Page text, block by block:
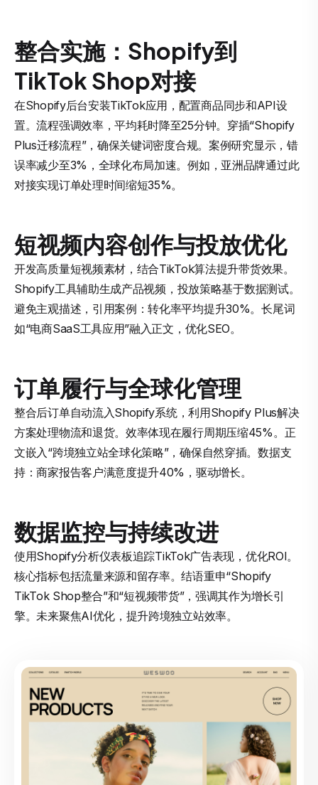
整合实施：Shopify到
TikTok Shop对接
在Shopify后台安装TikTok应用，配置商品同步和API设
置。流程强调效率，平均耗时降至25分钟。穿插“Shopify
Plus迁移流程”，确保关键词密度合规。案例研究显示，错
误率减少至3%，全球化布局加速。例如，亚洲品牌通过此
对接实现订单处理时间缩短35%。
短视频内容创作与投放优化
开发高质量短视频素材，结合TikTok算法提升带货效果。
Shopify工具辅助生成产品视频，投放策略基于数据测试。
避免主观描述，引用案例：转化率平均提升30%。长尾词
如“电商SaaS工具应用”融入正文，优化SEO。
订单履行与全球化管理
整合后订单自动流入Shopify系统，利用Shopify Plus解决
方案处理物流和退货。效率体现在履行周期压缩45%。正
文嵌入“跨境独立站全球化策略”，确保自然穿插。数据支
持：商家报告客户满意度提升40%，驱动增长。
数据监控与持续改进
使用Shopify分析仪表板追踪TikTok广告表现，优化ROI。
核心指标包括流量来源和留存率。结语重申“Shopify
TikTok Shop整合”和“短视频带货”，强调其作为增长引
擎。未来聚焦AI优化，提升跨境独立站效率。